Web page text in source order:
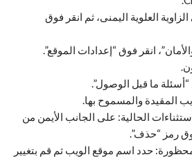
العلوية اليمنى، ثم انقر فوق
انقر فوق “إعدادات الموقع”.
ما قبل الوصول”.
المقيدة والمسموح بها.
الحالية: على الجانب الأيمن من
رمز “حذف”.
حدد اسم موقع الويب ثم قم بتغيير